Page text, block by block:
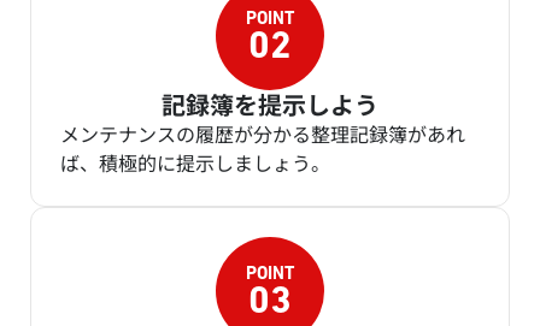
記録簿を提示しよう
メンテナンスの履歴が分かる整理記録簿があれ
ば、積極的に提示しましょう。